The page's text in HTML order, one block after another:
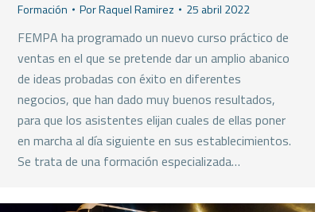
Formación PorRaquel Ramirez 25 abril 2022
FEMPA ha programado un nuevo curso práctico de
ventas en el que se pretende dar un amplio abanico
de ideas probadas con éxito en diferentes
negocios, que han dado muy buenos resultados,
para que los asistentes elijan cuales de ellas poner
en marcha al día siguiente en sus establecimientos.
Se trata de una formación especializada…